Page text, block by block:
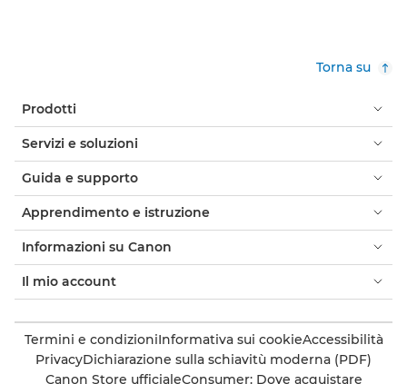
Torna su
Prodotti
Servizi e soluzioni
Guida e supporto
Apprendimento e istruzione
Informazioni su Canon
Il mio account
Termini e condizioniInformativa sui cookieAccessibilità
PrivacyDichiarazione sulla schiavitù moderna (PDF)
Canon Store ufficialeConsumer: Dove acquistare